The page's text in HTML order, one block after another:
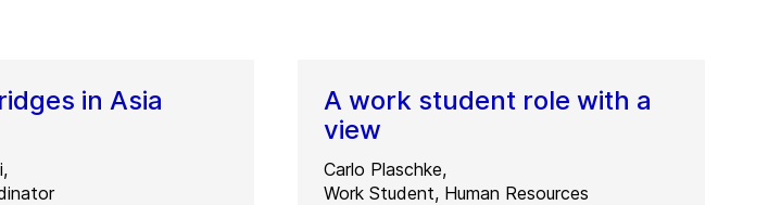
in Asia
A work student role with a
view
Carlo Plaschke,
Work Student, Human Resources